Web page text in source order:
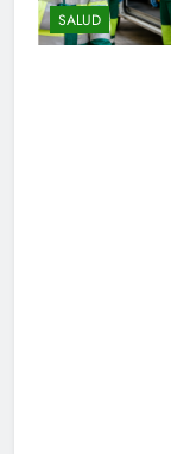
SALUD